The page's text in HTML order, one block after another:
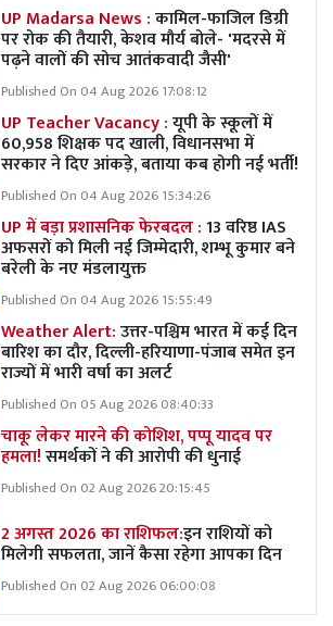
UP Madarsa News :कामिल-फाजिल डिग्री
पर रोक की तैयारी, केशव मौर्य बोले- 'मदरसे में
पढ़ने वालों की सोच आतंकवादी जैसी'
Published On 04 Aug 2026 17:08:12
UP Teacher Vacancy :यूपी के स्कूलों में
60,958 शिक्षक पद खाली, विधानसभा में
सरकार ने दिए आंकड़े, बताया कब होगी नई भर्ती!
Published On 04 Aug 2026 15:34:26
UP में बड़ा प्रशासनिक फेरबदल :13 वरिष्ठ IAS
अफसरों को मिली नई जिम्मेदारी, शम्भू कुमार बने
बरेली के नए मंडलायुक्त
Published On 04 Aug 2026 15:55:49
Weather Alert:उत्तर-पश्चिम भारत में कई दिन
बारिश का दौर, दिल्ली-हरियाणा-पंजाब समेत इन
राज्यों में भारी वर्षा का अलर्ट
Published On 05 Aug 2026 08:40:33
चाकू लेकर मारने की कोशिश, पप्पू यादव पर
हमला!समर्थकों ने की आरोपी की धुनाई
Published On 02 Aug 2026 20:15:45
2 अगस्त 2026 का राशिफल:इन राशियों को
मिलेगी सफलता, जानें कैसा रहेगा आपका दिन
Published On 02 Aug 2026 06:00:08